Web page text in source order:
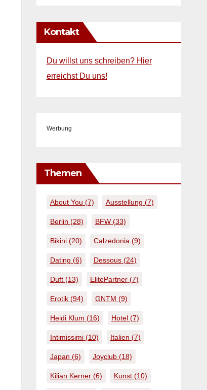
Kontakt
Du willst uns schreiben? Hier
erreichst Du uns!
Werbung
Themen
About You (7) Ausstellung (7)
Berlin (28) BFW(33)
Bikini(20) Calzedonia (9)
Dating (6) Dessous(24)
Duft(13) ElitePartner(7)
Erotik(94) GNTM (9)
Heidi Klum (16) Hotel(7)
Intimissimi(10) Italien (7)
Japan (6) Joyclub(18)
Kilian Kerner(6) Kunst(10)